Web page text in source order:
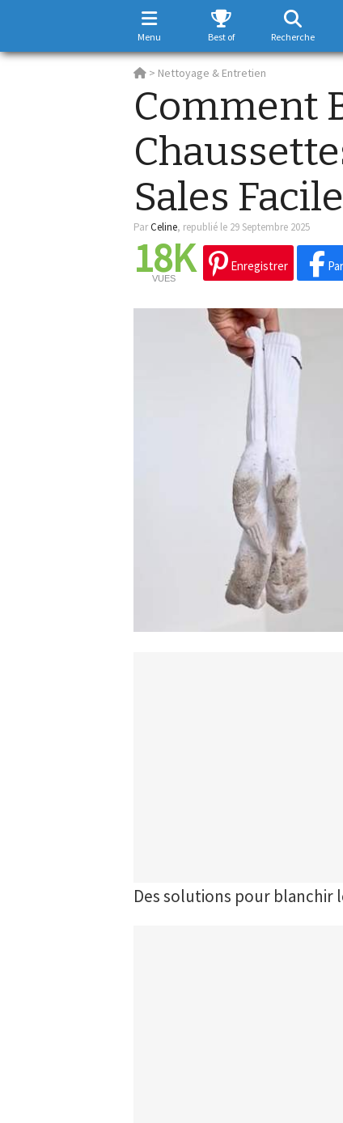
Menu Best of Recherche
> Nettoyage & Entretien
Comment
Sales
ParCeline, republié le 29 Septembre 2025
18K
VUES
Enregistrer
Des solutions pour blanchir